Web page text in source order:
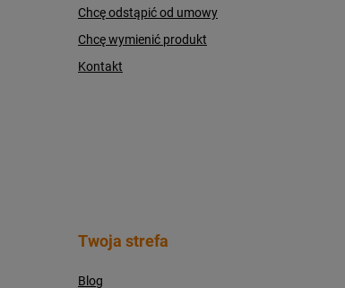
Chcę odstąpić od umowy
Chcę wymienić produkt
Kontakt
Twoja strefa
Blog